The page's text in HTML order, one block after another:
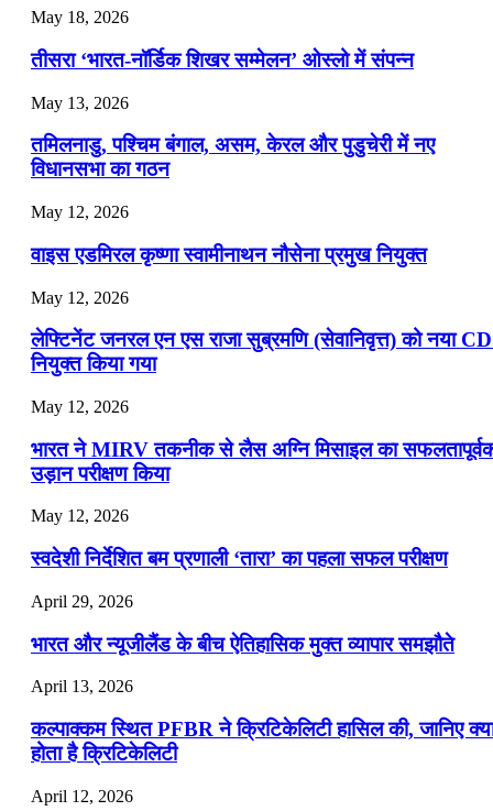
July 22, 2026
📝 डेली करेंट अफेयर्स: 19-21 जुलाई 2026
July 19, 2026
📝 डेली करेंट अफेयर्स: 16-18 जुलाई 2026
📝 डेली करेंट अफेयर्स: 13-15 जुलाई 2026
May 18, 2026
तीसरा ‘भारत-नॉर्डिक शिखर सम्मेलन’ ओस्लो में संपन्न
May 13, 2026
तमिलनाडु, पश्चिम बंगाल, असम, केरल और पुडुचेरी में नए
विधानसभा का गठन
May 12, 2026
वाइस एडमिरल कृष्णा स्वामीनाथन नौसेना प्रमुख नियुक्त
May 12, 2026
लेफ्टिनेंट जनरल एन एस राजा सुब्रमणि (सेवानिवृत्त) को नया
नियुक्त किया गया
May 12, 2026
भारत ने MIRV तकनीक से लैस अग्नि मिसाइल का
उड़ान परीक्षण किया
May 12, 2026
स्वदेशी निर्देशित बम प्रणाली ‘तारा’ का पहला सफल परीक्षण
April 29, 2026
भारत और न्यूजीलैंड के बीच ऐतिहासिक मुक्त व्यापार समझौते
April 13, 2026
कल्पाक्कम स्थित PFBR ने क्रिटिकेलिटी हासिल की, जानिए
होता है क्रिटिकेलिटी
April 12, 2026